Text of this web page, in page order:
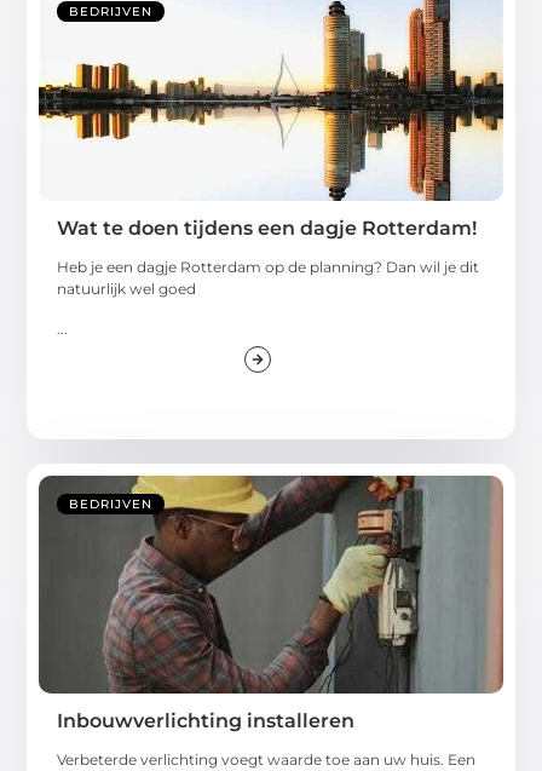
BEDRIJVEN
Wat te doen tijdens een dagje Rotterdam!
Heb je een dagje Rotterdam op de planning? Dan wil je dit
natuurlijk wel goed
BEDRIJVEN
Inbouwverlichting installeren
Verbeterde verlichting voegt waarde toe aan uw huis. Een